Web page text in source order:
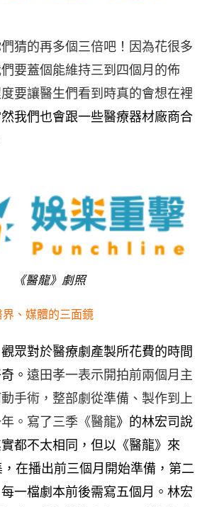
猜的再多個三倍吧！因為花很多
要蓋個能維持三到四個月的佈
要讓醫生們看到時真的會想在裡
我們也會跟一些醫療器材廠商合
《醫龍》劇照
、媒體的三面鏡
眾對於醫療劇產製所花費的時間
。 遠田孝一表示開拍前兩個月主
手術，整部劇從準備、製作到上
。寫了三季《醫龍》的林宏司說
都不太相同，但以《醫龍》來
在播出前三個月開始準備，第二
一檔劇本前後需寫五個月。林宏